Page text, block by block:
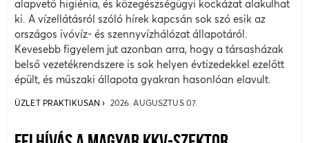
alapvető higiénia, és közegészségügyi kockázat alakulhat
ki. A vízellátásról szóló hírek kapcsán sok szó esik az
országos ivóvíz- és szennyvízhálózat állapotáról.
Kevesebb figyelem jut azonban arra, hogy a társasházak
belső vezetékrendszere is sok helyen évtizedekkel ezelőtt
épült, és műszaki állapota gyakran hasonlóan elavult.
ÜZLET PRAKTIKUSAN 2026. AUGUSZTUS 07.